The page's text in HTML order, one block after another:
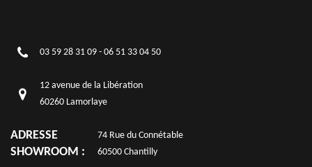
03 59 28 31 09 - 06 51 33 04 50
12 avenue de la Libération
60260 Lamorlaye
ADRESSE
SHOWROOM :
74 Rue du Connétable
60500 Chantilly